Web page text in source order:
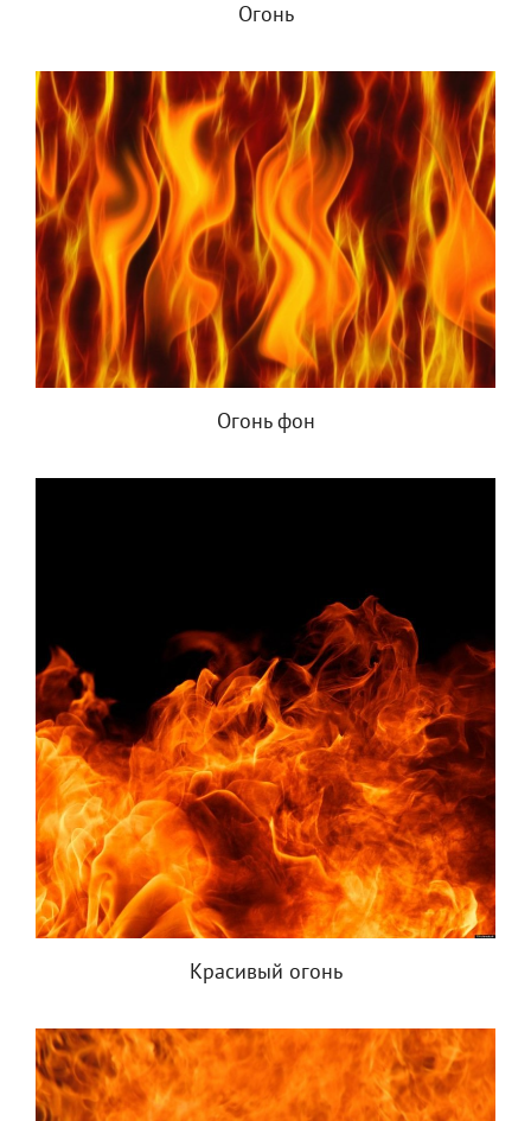
Огонь
Огонь фон
Красивый огонь